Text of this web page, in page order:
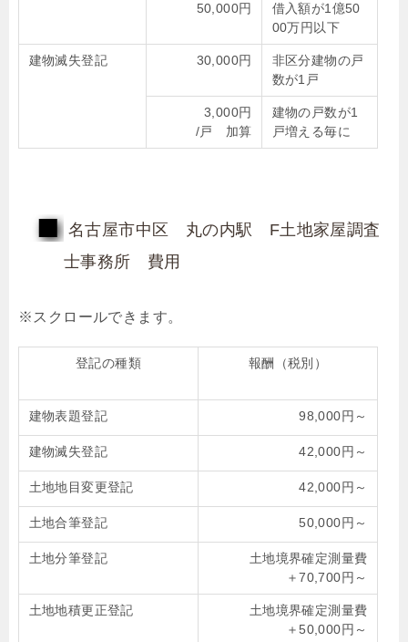
50,000円
借入額が1億50
00万円以下
建物滅失登記 30,000円
非区分建物の戸
数が1戸
3,000円
/戸 加算
建物の戸数が1
戸増える毎に
名古屋市中区 丸の内駅 F土地家屋調査
士事務所 費用
登記の種類 報酬（税別）
建物表題登記 98,000円～
建物滅失登記 42,000円～
土地地目変更登記 42,000円～
土地合筆登記 50,000円～
土地分筆登記
土地境界確定測量費
＋70,700円～
土地地積更正登記
土地境界確定測量費
＋50,000円～